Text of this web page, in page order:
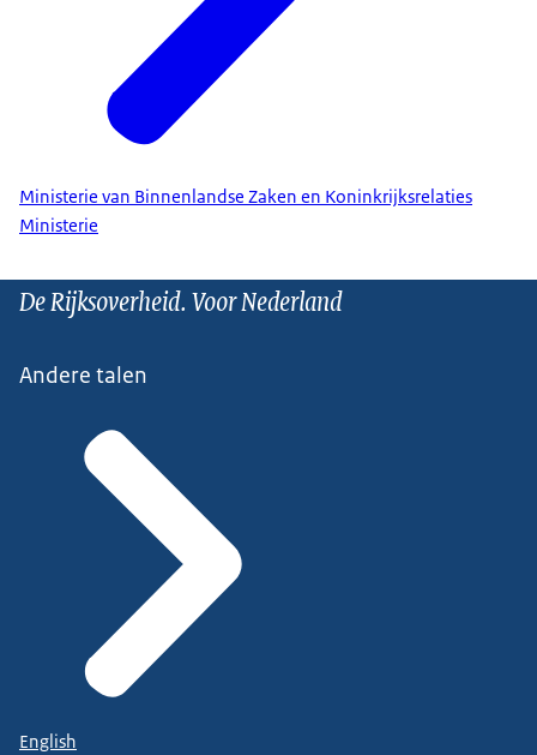
Ministerie van Binnenlandse Zaken en Koninkrijksrelaties
Ministerie
De Rijksoverheid. Voor Nederland
Andere talen
English